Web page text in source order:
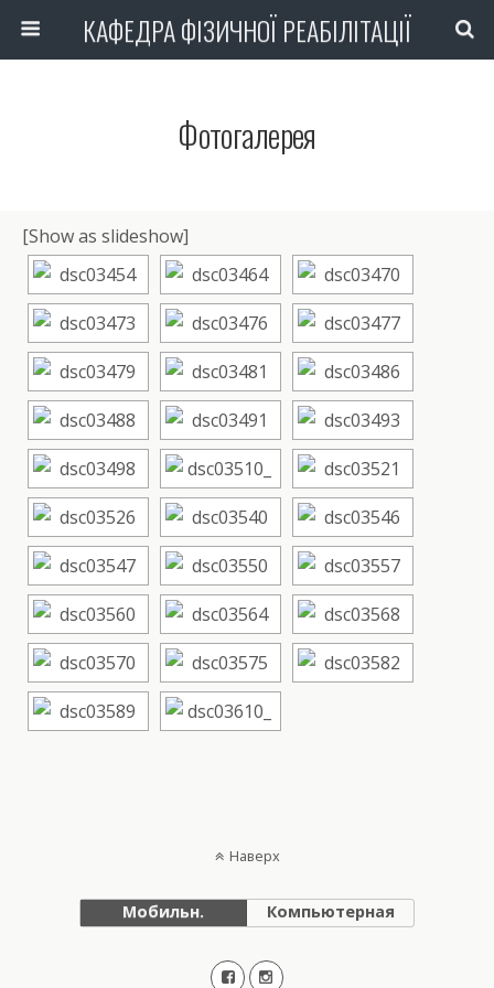
КАФЕДРА ФІЗИЧНОЇ РЕАБІЛІТАЦІЇ
Фотогалерея
[Show as slideshow]
Наверх
Мобильн. Компьютерная